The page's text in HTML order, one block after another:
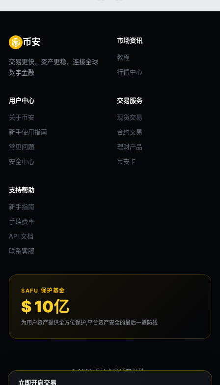
币安
交易更快，资产更稳，连接全球
数字金融
市场资讯
教程
行情中心
用户中心
关于币安
新手使用指南
常见问题
安全中心
交易服务
现货交易
合约交易
理财产品
币安卡
支持帮助
新手指南
手续费率
API 文档
联系客服
SAFU 保护基金
$ 10亿
为用户资产提供全方位保护,平台资产安全的最后一道防线
© 2026 币安. 保留所有权利。
立即开启交易